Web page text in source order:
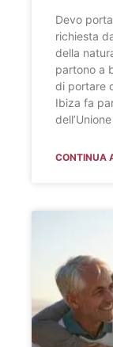
Devo
richiesta
della
partono a
di portare
Ibiza fa
CONTINUA